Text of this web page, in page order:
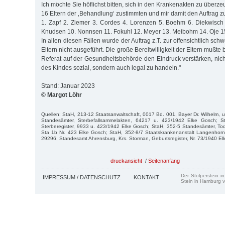
Ich möchte Sie höflichst bitten, sich in den Krankenakten zu
16 Eltern der ‚Behandlung‘ zustimmten und mir damit den Auftrag
1. Zapf 2. Ziemer 3. Cordes 4. Lorenzen 5. Boehm 6.
Knudsen 10. Nonnsen 11. Fokuhl 12. Meyer 13. Meibohm 14. Oje
In allen diesen Fällen wurde der Auftrag z.T. zur offensichtlich
Eltern nicht ausgeführt. Die große Bereitwilligkeit der Eltern mußte
Referat auf der Gesundheitsbehörde den Eindruck verstärken,
des Kindes sozial, sondern auch legal zu handeln."
Stand: Januar 2023
© Margot Löhr
Quellen: StaH, 213-12 Staatsanwaltschaft, 0017 Bd. 001, Bayer Dr. Wilhelm,
Standesämter, Sterbefallsammelakten, 64217 u. 423/1942 Elke Gosch;
Sterberegister, 9933 u. 423/1942 Elke Gosch; StaH, 352-5 Standesämter,
Sta 1b Nr. 423 Elke Gosch; StaH, 352-8/7 Staatskrankenanstalt
29296; Standesamt Ahrensburg, Krs. Storman, Geburtsregister, Nr. 73/1940
druckansicht / Seitenanfang
IMPRESSUM / DATENSCHUTZ KONTAKT
Der Stolperstein
Stein in Hamburg